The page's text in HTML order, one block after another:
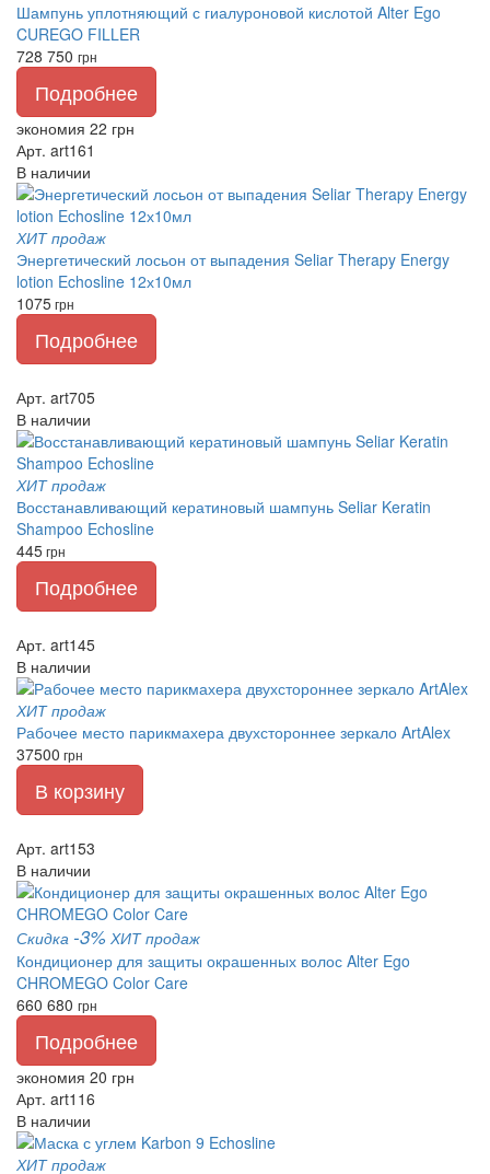
Шампунь уплотняющий с гиалуроновой кислотой Alter Ego
CUREGO FILLER
728 750 грн
Подробнее
экономия 22 грн
Арт. art161
В наличии
ХИТ продаж
Энергетический лосьон от выпадения Seliar Therapy Energy
lotion Echosline 12х10мл
1075грн
Подробнее
Арт. art705
В наличии
ХИТ продаж
Восстанавливающий кератиновый шампунь Seliar Keratin
Shampoo Echosline
445грн
Подробнее
Арт. art145
В наличии
ХИТ продаж
Рабочее место парикмахера двухстороннее зеркало ArtAlex
37500 грн
В корзину
Арт. art153
В наличии
Скидка -3% ХИТ продаж
Кондиционер для защиты окрашенных волос Alter Ego
CHROMEGO Color Care
660 680 грн
Подробнее
экономия 20 грн
Арт. art116
В наличии
ХИТ продаж